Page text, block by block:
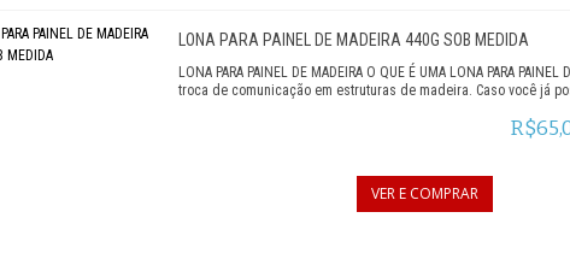
LONA PARA PAINEL DE MADEIRA 440G SOB MEDIDA
LONA PARA PAINEL DE MADEIRA O QUE É UMA LONA PARA
troca de comunicação em estruturas de madeira. Caso você já
VER E COMPRAR